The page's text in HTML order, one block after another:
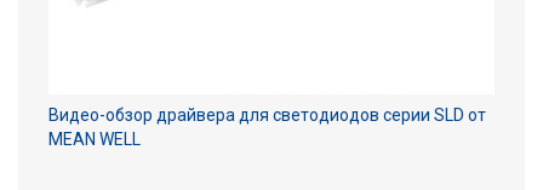
Видео-обзор драйвера для светодиодов серии SLD от
MEAN WELL